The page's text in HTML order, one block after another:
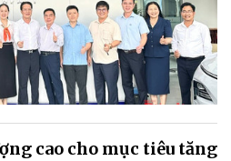
cao cho mục tiêu tăng